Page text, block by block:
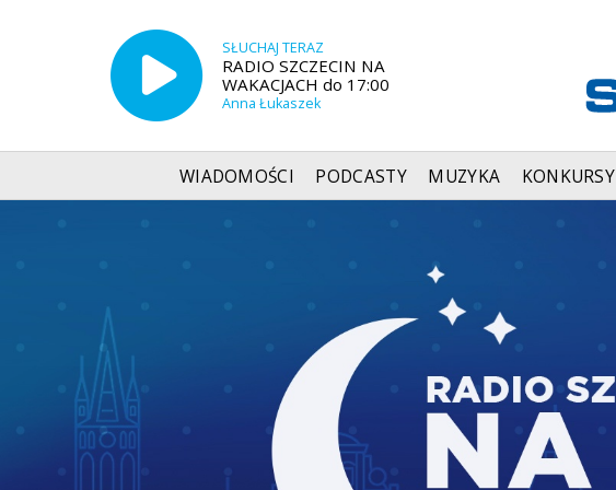
SŁUCHAJ TERAZ
RADIO SZCZECIN NA
WAKACJACH do 17:00
Anna Łukaszek
WIADOMOŚCI PODCASTY MUZYKA KONKURSY